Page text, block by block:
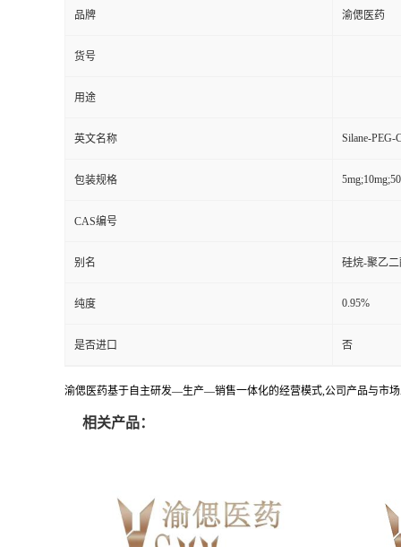
品牌 渝偲医药
货号
用途
英文名称 Silane-PEG-
包装规格
CAS编号
别名 硅烷-聚乙
纯度 0.95%
是否进口 否
渝偲医药基于自主研发—生产—销售一体化的经营模式,公司产品与市
相关产品：